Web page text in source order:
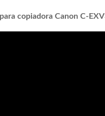
copiadora Canon C-